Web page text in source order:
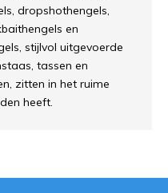
dropshothengels,
en
stijlvol uitgevoerde
tassen en
zitten in het ruime
heeft.